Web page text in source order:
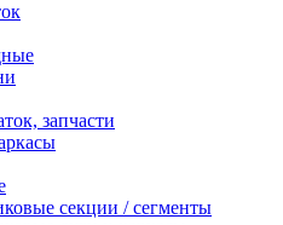
запчасти
секции / сегменты